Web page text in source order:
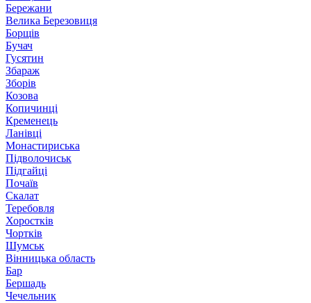
Бережани
Велика Березовиця
Борщів
Бучач
Гусятин
Збараж
Зборів
Козова
Копичинці
Кременець
Ланівці
Монастириська
Підволочиськ
Підгайці
Почаїв
Скалат
Теребовля
Хоростків
Чортків
Шумськ
Вінницька область
Бар
Бершадь
Чечельник